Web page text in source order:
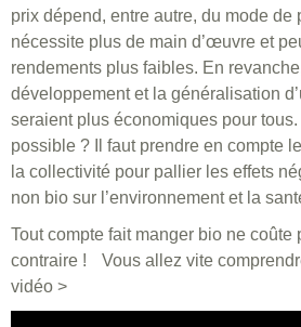
prix dépend, entre autre, du mode de
nécessite plus de main d’œuvre et
rendements plus faibles. En
développement et la généralisation
seraient plus économiques pour tous.
possible ? Il faut prendre en compte
la collectivité pour pallier les effets
non bio sur l’environnement et la
Tout compte fait manger bio ne coûte
contraire ! Vous allez vite
vidéo >